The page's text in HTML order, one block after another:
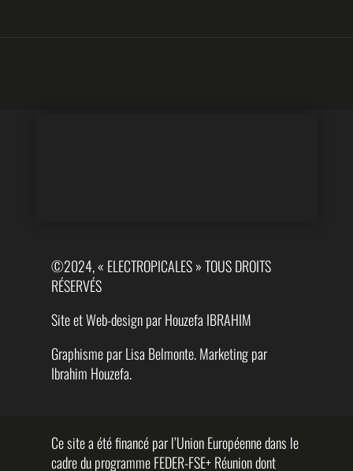
©2024, « ELECTROPICALES » TOUS DROITS
RÉSERVÉS
Site et Web-design par Houzefa IBRAHIM
Graphisme par Lisa Belmonte. Marketing par
Ibrahim Houzefa.
Ce site a été financé par l’Union Européenne dans le
cadre du programme FEDER-FSE+ Réunion dont